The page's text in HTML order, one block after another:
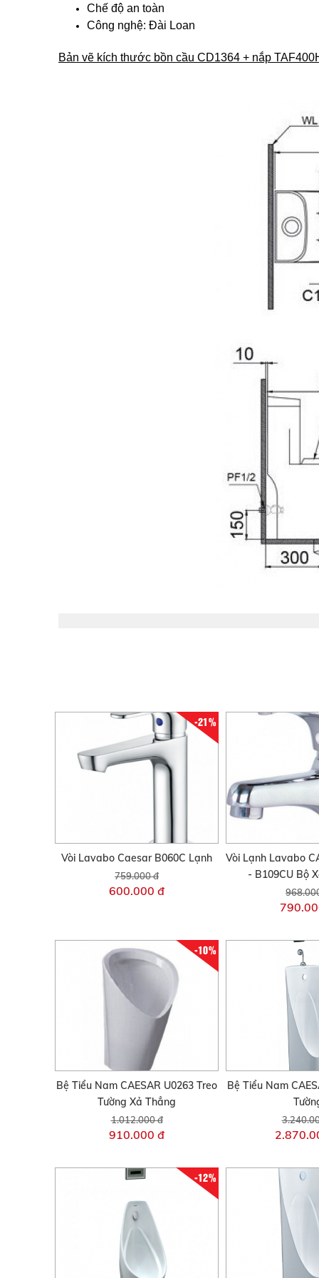
Chế độ an toàn
Công nghệ: Đài Loan
Bản vẽ kích thước bồn cầu CD1364 + nắp
-21%
Vòi Lavabo Caesar B060C Lạnh
759.000 đ
600.000 đ
Vòi Lạnh Lavabo
- B109CU Bộ
-10%
Bệ Tiểu Nam CAESAR U0263 Treo
Tường Xả Thẳng
1.012.000 đ
910.000 đ
Bệ Tiểu Nam
-12%